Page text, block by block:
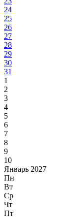
24
25
26
27
28
29
30
31
1
2
3
4
5
6
7
8
9
10
Январь 2027
Пн
Вт
Ср
Чт
Пт